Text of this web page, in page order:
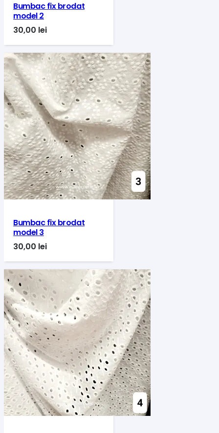
Bumbac fix brodat
model 2
30,00 lei
Bumbac fix brodat
model 3
30,00 lei